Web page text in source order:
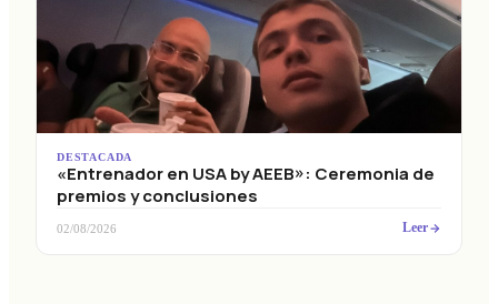
DESTACADA
«Entrenador en USA by AEEB»: Ceremonia de
premios y conclusiones
02/08/2026 Leer